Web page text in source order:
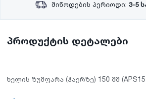
მიწოდების პერიოდი: 3-5
პროდუქტის დეტალები
ხელის ზუმფარა (ჰაერზე) 150 მმ